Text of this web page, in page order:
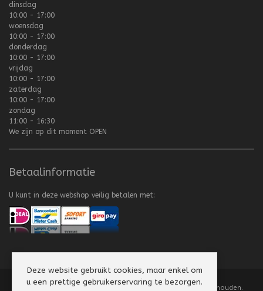
dinsdag
10:00 - 17:00
woensdag
10:00 - 17:00
donderdag
10:00 - 17:00
vrijdag
10:00 - 17:00
zaterdag
10:00 - 17:00
zondag
11:00 - 16:30
We zijn op dit moment OPEN
Betaalinformatie
U kunt in deze webshop veilig betalen met:
Copyright 2008-2026 Texel Vliegerhuis. Alle rechten voorbehouden.
Deze website gebruikt cookies, maar enkel om
u een prettige gebruikerservaring te bezorgen.